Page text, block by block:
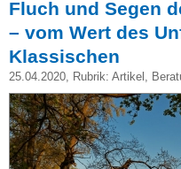
Fluch und Segen
– vom Wert des
Klassischen
25.04.2020, Rubrik: Artikel ,